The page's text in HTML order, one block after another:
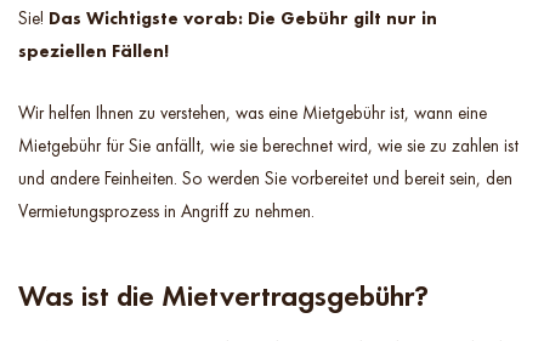
Sie! Das Wichtigste vorab: Die Gebühr gilt nur in
speziellen Fällen!
Wir helfen Ihnen zu verstehen, was eine Mietgebühr ist, wann eine
Mietgebühr für Sie anfällt, wie sie berechnet wird, wie sie zu zahlen ist
und andere Feinheiten. So werden Sie vorbereitet und bereit sein, den
Vermietungsprozess in Angriff zu nehmen.
Was ist die Mietvertragsgebühr?